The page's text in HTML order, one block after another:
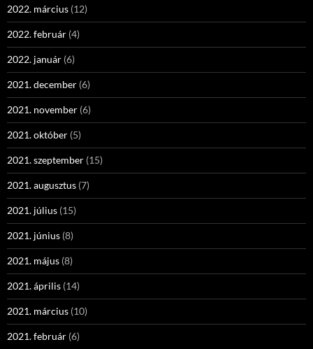
2022. március (12)
2022. február (4)
2022. január (6)
2021. december (6)
2021. november (6)
2021. október (5)
2021. szeptember (15)
2021. augusztus (7)
2021. július (15)
2021. június (8)
2021. május (8)
2021. április (14)
2021. március (10)
2021. február (6)